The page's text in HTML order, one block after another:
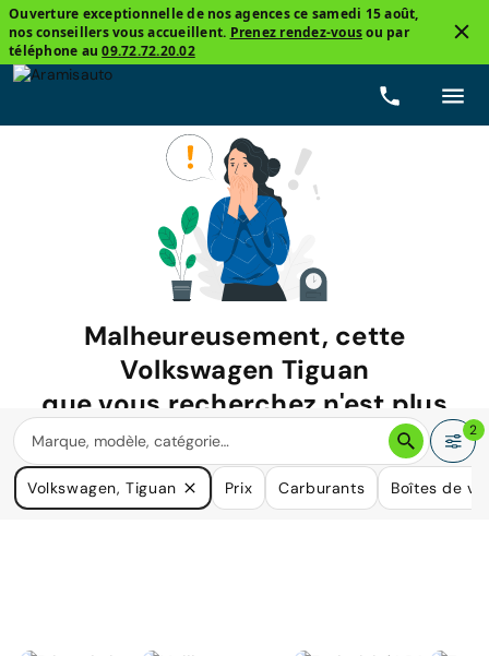
Ouverture exceptionnelle de nos agences ce samedi 15 août,
nos conseillers vous accueillent. Prenez rendez-vousou par
téléphone au09.72.72.20.02
Malheureusement, cette
Volkswagen Tiguan
que vous recherchez n'est plus
disponible.
Nous avons de nombreuses voitures qui pourraient répondre
à vos besoins.
2
Volkswagen, Tiguan Prix Carburants Boîtes de